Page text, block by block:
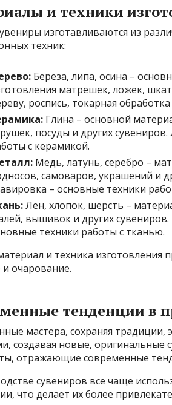
и техники
изготавливаются из
техник:
Береза, липа, осина –
матрешек, ложек,
роспись, токарная
Глина – основной
посуды и других
с керамикой.
Медь, латунь, серебро –
самоваров, украшений и
– основные техники
Лен, хлопок, шерсть –
вышивок и других
техники работы с тканью.
и техника изготовления
и очарование.
тенденции в
мастера, сохраняя
создавая новые,
отражающие современные
сувениров все чаще
что делает их более